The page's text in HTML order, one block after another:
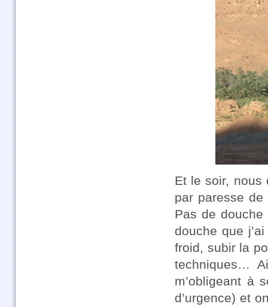
Et le soir, nous
par paresse
Pas de
douche que
froid, subir la
techniques…
m’obligeant à
d’urgence) et